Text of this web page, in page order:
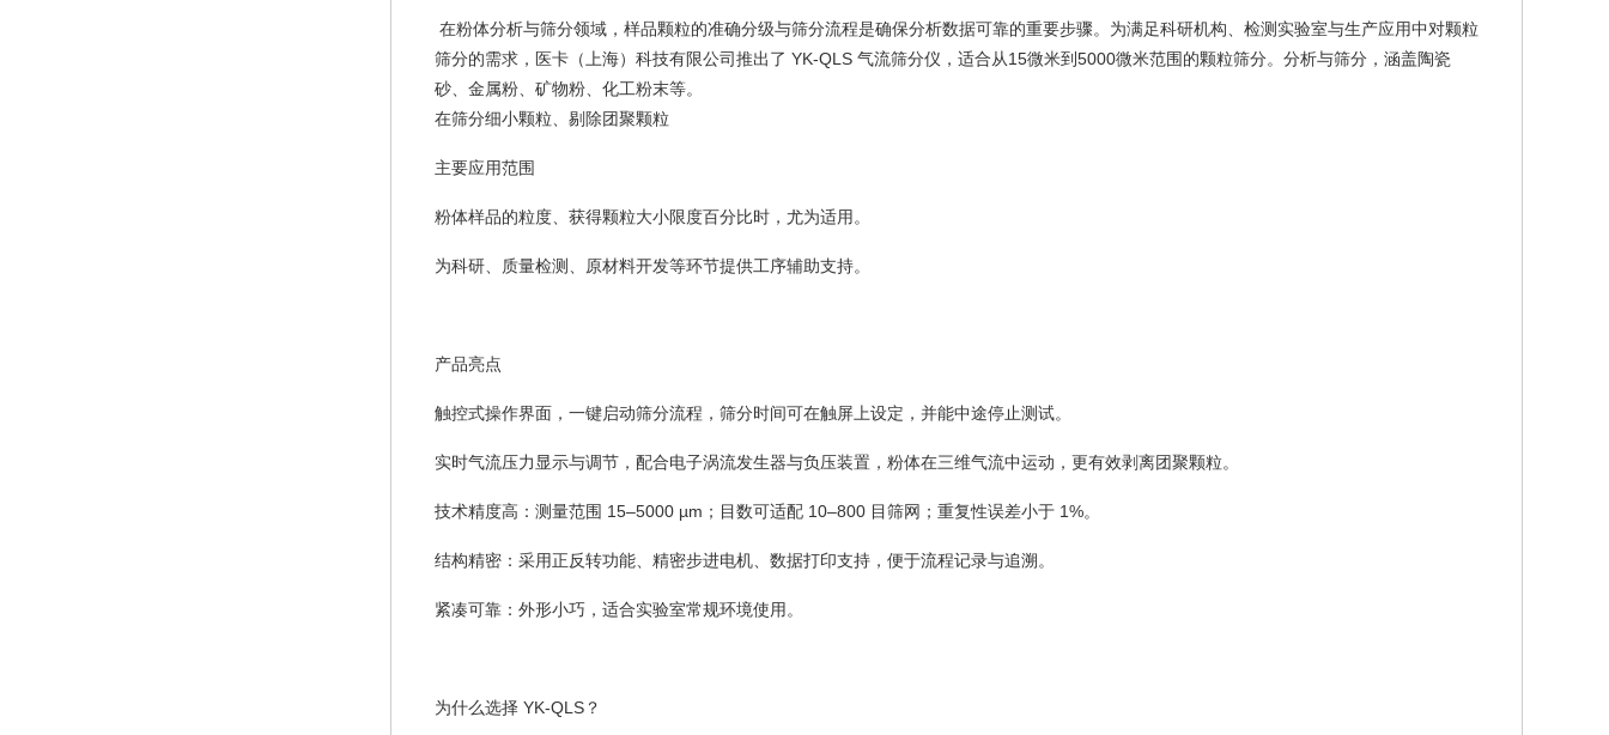
在粉体分析与筛分领域，样品颗粒的准确分级与筛分流程是确保分析数据可靠的重要步骤。为满足科研机构、检测实验室与生产应用中对颗粒
筛分的需求，医卡（上海）科技有限公司推出了 YK-QLS 气流筛分仪，适合从15微米到5000微米范围的颗粒筛分。分析与筛分，涵盖陶瓷
砂、金属粉、矿物粉、化工粉末等。
在筛分细小颗粒、剔除团聚颗粒
主要应用范围
粉体样品的粒度、获得颗粒大小限度百分比时，尤为适用。
为科研、质量检测、原材料开发等环节提供工序辅助支持。
产品亮点
触控式操作界面，一键启动筛分流程，筛分时间可在触屏上设定，并能中途停止测试。
实时气流压力显示与调节，配合电子涡流发生器与负压装置，粉体在三维气流中运动，更有效剥离团聚颗粒。
技术精度高：测量范围 15–5000 µm；目数可适配 10–800 目筛网；重复性误差小于 1%。
结构精密：采用正反转功能、精密步进电机、数据打印支持，便于流程记录与追溯。
紧凑可靠：外形小巧，适合实验室常规环境使用。
为什么选择 YK-QLS？